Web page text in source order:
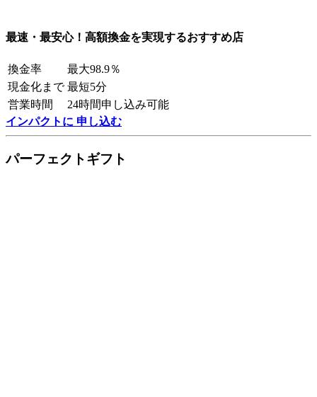
最速・最安心！高額換金を実現するおすすめ店
換金率
最大98.9％
現金化まで 最短5分
営業時間
24時間申し込み可能
インパクトに 申し込む
パーフェクトギフト